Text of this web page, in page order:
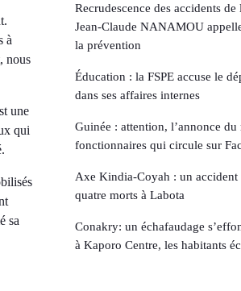
à
nous
une
qui
sa
Recrudescence des accidents
Jean-Claude NANAMOU
la prévention
Éducation : la FSPE accuse le
dans ses affaires internes
Guinée : attention, l’annonce
fonctionnaires qui circule sur
Axe Kindia-Coyah : un
quatre morts à Labota
Conakry: un échafaudage
à Kaporo Centre, les habitants